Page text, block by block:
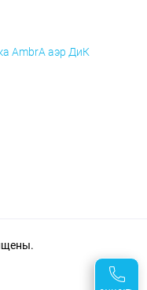
AmbrA аэр ДиК